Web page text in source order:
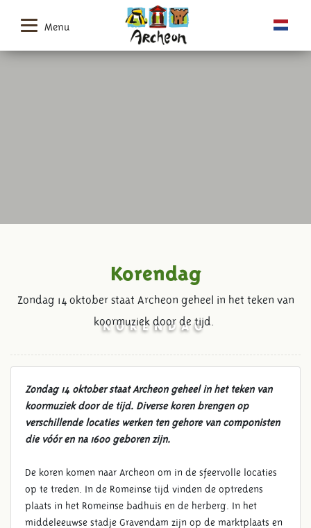
Menu
KORENDAG
Korendag
Zondag 14 oktober staat Archeon geheel in het teken van
koormuziek door de tijd.
Zondag 14 oktober staat Archeon geheel in het teken van
koormuziek door de tijd. Diverse koren brengen op
verschillende locaties werken ten gehore van componisten
die vóór en na 1600 geboren zijn.
De koren komen naar Archeon om in de sfeervolle locaties
op te treden. In de Romeinse tijd vinden de optredens
plaats in het Romeinse badhuis en de herberg. In het
middeleeuwse stadje Gravendam zijn op de marktplaats en